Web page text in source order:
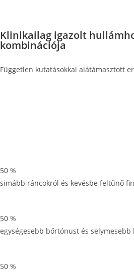
Klinikailag igazolt
kombinációja
Független kutatásokkal alátámasztott
50 %
simább ráncokról és kevésbe feltűnő
50 %
egységesebb bőrtónust és selymesebb
50 %